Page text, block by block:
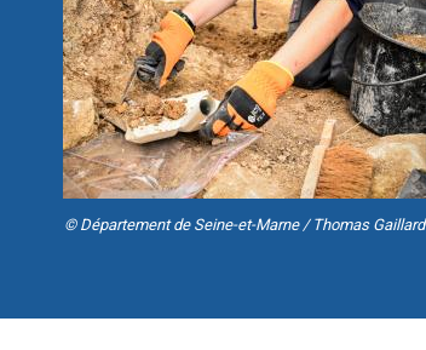
© Département de Seine-et-Marne / Thomas Gaillard